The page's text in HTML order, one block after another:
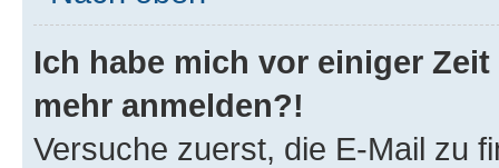
Ich habe mich vor einiger
mehr anmelden?!
Versuche zuerst, die E-Mail zu